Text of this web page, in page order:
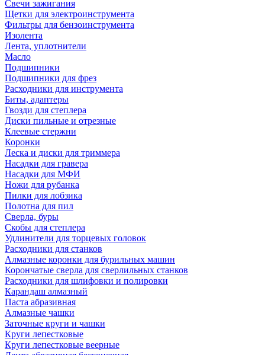
Свечи зажигания
Щетки для электроинструмента
Фильтры для бензоинструмента
Изолента
Лента, уплотнители
Масло
Подшипники
Подшипники для фрез
Расходники для инструмента
Биты, адаптеры
Гвозди для степлера
Диски пильные и отрезные
Клеевые стержни
Коронки
Леска и диски для триммера
Насадки для гравера
Насадки для МФИ
Ножи для рубанка
Пилки для лобзика
Полотна для пил
Сверла, буры
Скобы для степлера
Удлинители для торцевых головок
Расходники для станков
Алмазные коронки для бурильных машин
Корончатые сверла для сверлильных станков
Расходники для шлифовки и полировки
Карандаш алмазный
Паста абразивная
Алмазные чашки
Заточные круги и чашки
Круги лепестковые
Круги лепестковые веерные